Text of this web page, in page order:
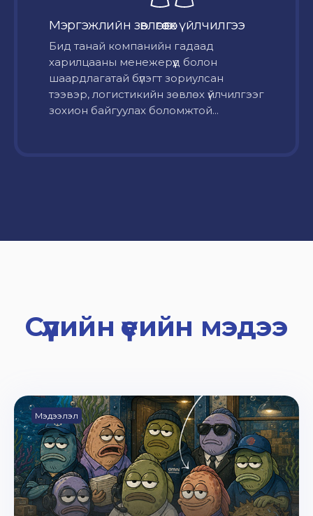
Мэргэжлийн зөвлөгөө өгөх үйлчилгээ
Бид танай компанийн гадаад
харилцааны менежерүүд болон
шаардлагатай бүлэгт зориулсан
тээвэр, логистикийн зөвлөх үйлчилгээг
зохион байгуулах боломжтой...
Сүүлийн үеийн мэдээ
Мэдээлэл